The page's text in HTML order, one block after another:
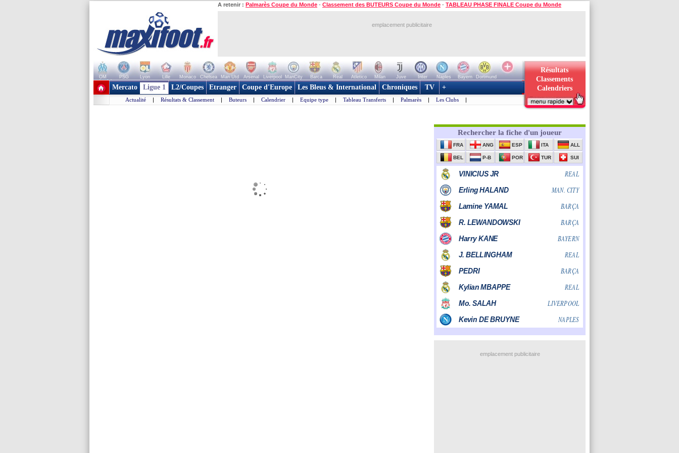
A retenir : Palmarès Coupe du Monde - Classement des BUTEURS Coupe du Monde - TABLEAU PHASE FINALE Coupe du Monde
emplacement publicitaire
OM PSG Lyon Lille Monaco Chelsea Man Utd Arsenal Liverpool ManCity Barca Real Atletico Milan Juve Inter Naples Bayern
Dortmund
+ de clubs
Résultats
Classements
Calendriers
Mercato Ligue 1 L2/Coupes Etranger Coupe d'Europe Les Bleus & International Chroniques TV +
Actualité | Résultats & Classement | Buteurs | Calendrier | Equipe type | Tableau Transferts | Palmarès | Les Clubs |
emplacement publicitaire